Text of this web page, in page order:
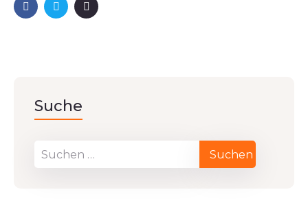
Suche